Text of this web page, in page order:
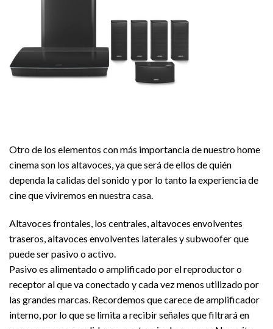
Otro de los elementos con más importancia de nuestro home
cinema son los altavoces, ya que será de ellos de quién
dependa la calidas del sonido y por lo tanto la experiencia de
cine que viviremos en nuestra casa.
Altavoces frontales, los centrales, altavoces envolventes
traseros, altavoces envolventes laterales y subwoofer que
puede ser pasivo o activo.
Pasivo es alimentado o amplificado por el reproductor o
receptor al que va conectado y cada vez menos utilizado por
las grandes marcas. Recordemos que carece de amplificador
interno, por lo que se limita a recibir señales que filtrará en